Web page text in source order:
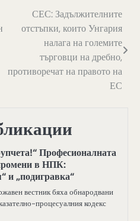
СЕС: Задължителните
отстъпки, които Унгария
налага на големите
търговци на дребно,
противоречат на правото на
ЕС
Професионалната
в НПК:
и „подигравка“
вестник бяха обнародвани
процесуалния кодекс